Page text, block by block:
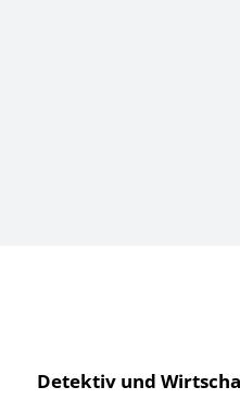
Detektiv und